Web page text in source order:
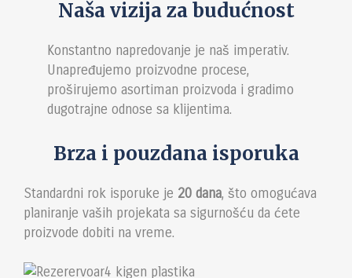
Naša vizija za budućnost
Konstantno napredovanje je naš imperativ.
Unapređujemo proizvodne procese,
proširujemo asortiman proizvoda i gradimo
dugotrajne odnose sa klijentima.
Brza i pouzdana isporuka
Standardni rok isporuke je 20 dana, što omogućava
planiranje vaših projekata sa sigurnošću da ćete
proizvode dobiti na vreme.